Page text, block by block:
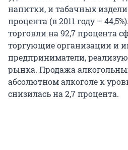
напитки, и табачных
процента (в 2011 году –
торговли на 92,7 процента
торгующие организации и
предприниматели,
рынка. Продажа
абсолютном алкоголе к
снизилась на 2,7 процента.